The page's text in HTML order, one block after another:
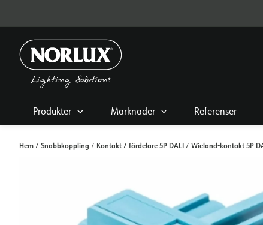
innehållet
Produkter Marknader Referenser
Hem / Snabbkoppling / Kontakt / fördelare 5P DALI / Wieland-kontakt 5P